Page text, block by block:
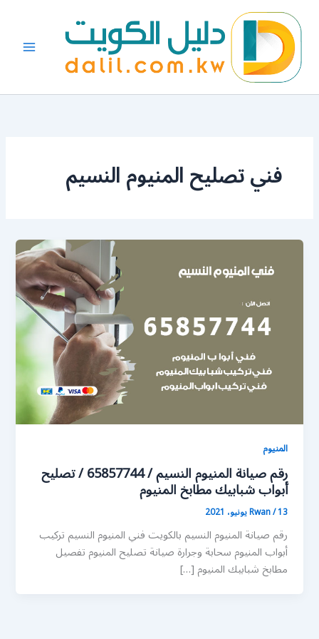
المحتوى
فني تصليح المنيوم النسيم
المنيوم
رقم صيانة المنيوم النسيم / 65857744 / تصليح
أبواب شبابيك مطابخ المنيوم
Rwan/13 يونيو، 2021
رقم صيانة المنيوم النسيم بالكويت فني المنيوم النسيم تركيب
أبواب المنيوم سحابة وجرارة صيانة تصليح المنيوم تفصيل
مطابخ شبابيك المنيوم […]